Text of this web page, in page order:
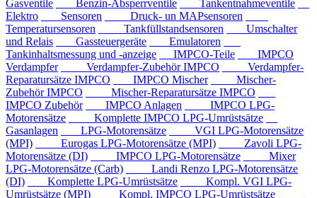
Gasventile
Benzin-Absperrventile
Tankentnahmeventile
Elektro
Sensoren
Druck- un MAPsensoren
Temperatursensoren
Tankfüllstandsensoren
Umschalter
und Relais
Gassteuergeräte
Emulatoren
Tankinhaltsmessung und -anzeige
IMPCO-Teile
IMPCO
Verdampfer
Verdampfer-Zubehör IMPCO
Verdampfer-
Reparatursätze IMPCO
IMPCO Mischer
Mischer-
Zubehör IMPCO
Mischer-Reparatursätze IMPCO
IMPCO Zubehör
IMPCO Anlagen
IMPCO LPG-
Motorensätze
Komplette IMPCO LPG-Umrüstsätze
Gasanlagen
LPG-Motorensätze
VGI LPG-Motorensätze
(MPI)
Eurogas LPG-Motorensätze (MPI)
Zavoli LPG-
Motorensätze (DI)
IMPCO LPG-Motorensätze
Mixer
LPG-Motorensätze (Carb)
Landi Renzo LPG-Motorensätze
(DI)
Komplette LPG-Umrüstsätze
Kompl. VGI LPG-
Umrüstsätze (MPI)
Kompl. IMPCO LPG-Umrüstsätze